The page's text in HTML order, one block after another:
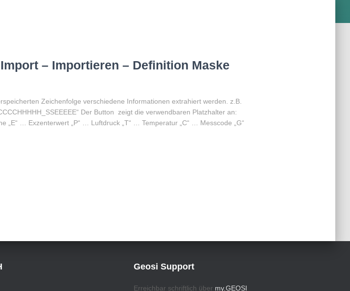
– Importieren – Definition Maske
Zeichenfolge verschiedene Informationen extrahiert werden. z.B.
Der Button zeigt die verwendbaren Platzhalter an:
„E“ … Exzenterwert „P“ … Luftdruck „T“ … Temperatur „C“ … Messcode „G“
Geosi Support
Erreichbar schriftlich über my.GEOSI